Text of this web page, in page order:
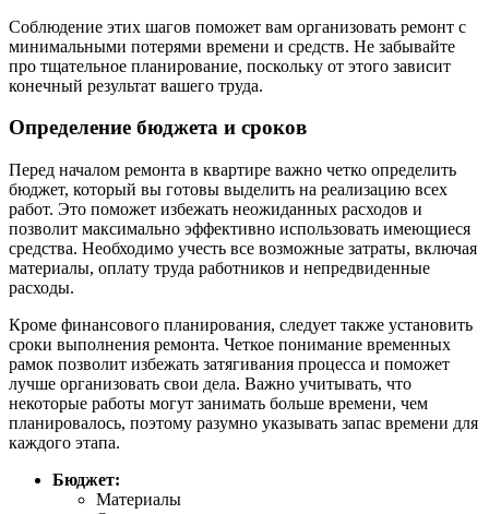
Соблюдение этих шагов поможет вам организовать ремонт с
минимальными потерями времени и средств. Не забывайте
про тщательное планирование, поскольку от этого зависит
конечный результат вашего труда.
Определение бюджета и сроков
Перед началом ремонта в квартире важно четко определить
бюджет, который вы готовы выделить на реализацию всех
работ. Это поможет избежать неожиданных расходов и
позволит максимально эффективно использовать имеющиеся
средства. Необходимо учесть все возможные затраты, включая
материалы, оплату труда работников и непредвиденные
расходы.
Кроме финансового планирования, следует также установить
сроки выполнения ремонта. Четкое понимание временных
рамок позволит избежать затягивания процесса и поможет
лучше организовать свои дела. Важно учитывать, что
некоторые работы могут занимать больше времени, чем
планировалось, поэтому разумно указывать запас времени для
каждого этапа.
Бюджет:
Материалы